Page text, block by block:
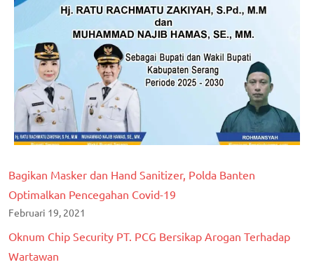
Bagikan Masker dan Hand Sanitizer, Polda Banten
Optimalkan Pencegahan Covid-19
Februari 19, 2021
Oknum Chip Security PT. PCG Bersikap Arogan Terhadap
Wartawan